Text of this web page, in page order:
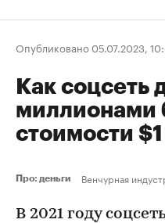
Опубликовано 05.07.2023,
Как соцсеть
миллионами
стоимости
Про: деньги Венчурная
В 2021 году